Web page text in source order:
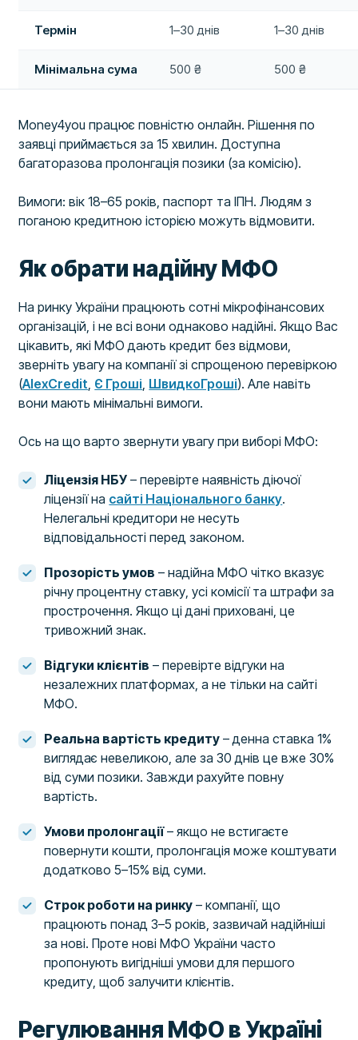
Термін 1–30 днів 1–30 днів
Мінімальна сума 500 ₴ 500 ₴
Money4you працює повністю онлайн. Рішення по
заявці приймається за 15 хвилин. Доступна
багаторазова пролонгація позики (за комісію).
Вимоги: вік 18–65 років, паспорт та ІПН. Людям з
поганою кредитною історією можуть відмовити.
Як обрати надійну МФО
На ринку України працюють сотні мікрофінансових
організацій, і не всі вони однаково надійні. Якщо Вас
цікавить, які МФО дають кредит без відмови,
зверніть увагу на компанії зі спрощеною перевіркою
(AlexCredit, Є Гроші, ШвидкоГроші). Але навіть
вони мають мінімальні вимоги.
Ось на що варто звернути увагу при виборі МФО:
Ліцензія НБУ – перевірте наявність діючої
ліцензії на сайті Національного банку.
Нелегальні кредитори не несуть
відповідальності перед законом.
Прозорість умов – надійна МФО чітко вказує
річну процентну ставку, усі комісії та штрафи за
прострочення. Якщо ці дані приховані, це
тривожний знак.
Відгуки клієнтів – перевірте відгуки на
незалежних платформах, а не тільки на сайті
МФО.
Реальна вартість кредиту – денна ставка 1%
виглядає невеликою, але за 30 днів це вже 30%
від суми позики. Завжди рахуйте повну
вартість.
Умови пролонгації– якщо не встигаєте
повернути кошти, пролонгація може коштувати
додатково 5–15% від суми.
Строк роботи на ринку – компанії, що
працюють понад 3–5 років, зазвичай надійніші
за нові. Проте нові МФО України часто
пропонують вигідніші умови для першого
кредиту, щоб залучити клієнтів.
Регулювання МФО в Україні